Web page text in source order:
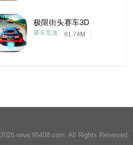
极限街头赛车3D
61.74M
赛车竞速
2026 www.95408.com. All Rights Reserved.